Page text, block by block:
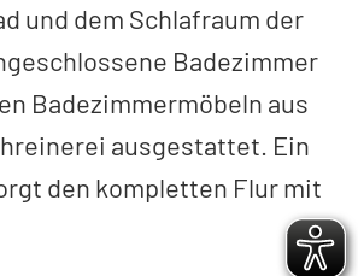
und dem Schlafraum der
Badezimmer
Badezimmermöbeln aus
ausgestattet. Ein
den kompletten Flur mit